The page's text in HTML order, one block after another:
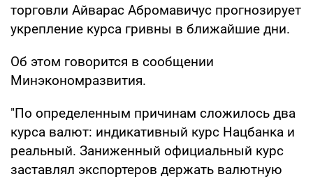
торговли Айварас Абромавичус прогнозирует
укрепление курса гривны в ближайшие дни.
Об этом говорится в сообщении
Минэкономразвития.
"По определенным причинам сложилось два
курса валют: индикативный курс Нацбанка и
реальный. Заниженный официальный курс
заставлял экспортеров держать валютную